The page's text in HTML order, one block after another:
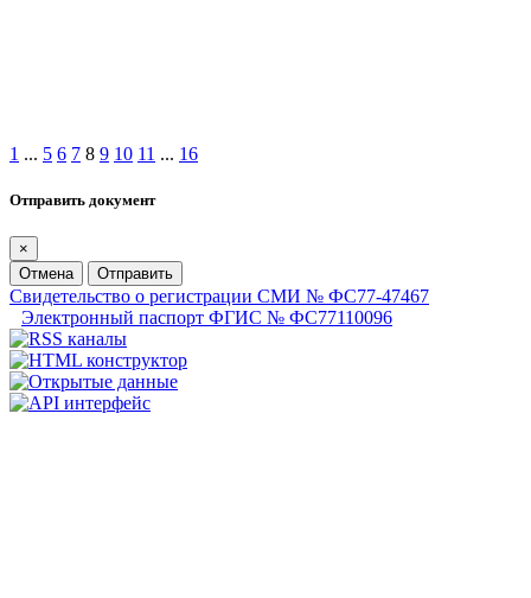
1 ... 5 6 7 8 9 10 11 ... 16
Отправить документ
×
Отмена
Отправить
Свидетельство о регистрации СМИ № ФС77-47467
Электронный паспорт ФГИС № ФС77110096